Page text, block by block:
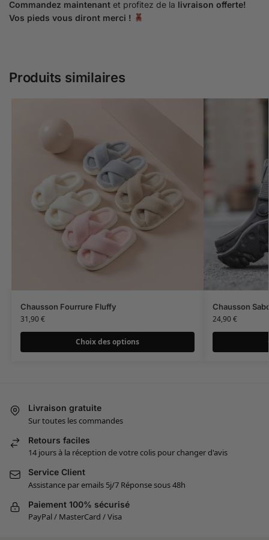
Commandez maintenant et profitez de la livraison offerte!
Vos pieds vous diront merci !
Produits similaires
Chausson Fourrure Fluffy
31,90€
Choix des options
Chausson
24,90€
Livraison gratuite
Sur toutes les commandes
Retours faciles
14 jours à la réception de votre colis pour changer d'avis
Service Client
Assistance par emails 5j/7 Réponse sous 48h
Paiement 100% sécurisé
PayPal / MasterCard / Visa